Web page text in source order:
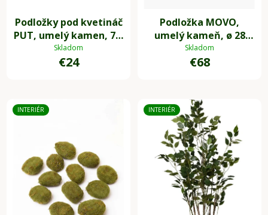
Podložky pod kvetináč
PUT, umelý kamen, 7 x
7 cm, 4-set, sivá
Skladom
€24
Podložka MOVO,
umelý kameň, ø 28
cm, sivá
Skladom
€68
INTERIÉR INTERIÉR